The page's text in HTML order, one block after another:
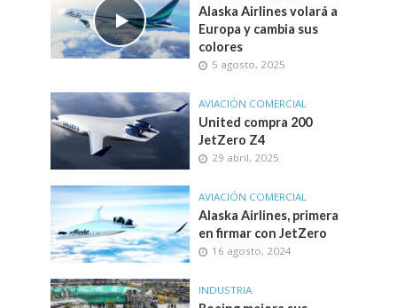
Alaska Airlines volará a
Europa y cambia sus
colores
5 agosto, 2025
AVIACIÓN COMERCIAL
United compra 200
JetZero Z4
29 abril, 2025
AVIACIÓN COMERCIAL
Alaska Airlines, primera
en firmar con JetZero
16 agosto, 2024
INDUSTRIA